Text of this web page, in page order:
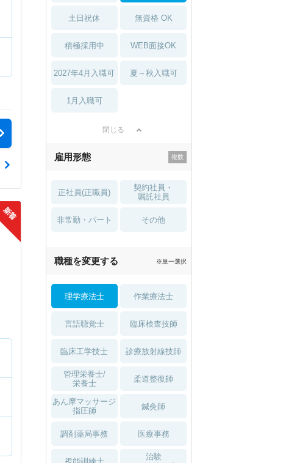
土日祝休 無資格 OK
積極採用中 WEB面接OK
2027年4月入職可 夏～秋入職可
1月入職可
閉じる
雇用形態
正社員(正職員)
契約社員・
嘱託社員
非常勤・パート その他
職種を変更する ※単一選択
理学療法士 作業療法士
言語聴覚士 臨床検査技師
臨床工学技士 診療放射線技師
管理栄養士/
栄養士
柔道整復師
あん摩マッサージ
指圧師
鍼灸師
調剤薬局事務 医療事務
視能訓練士
治験